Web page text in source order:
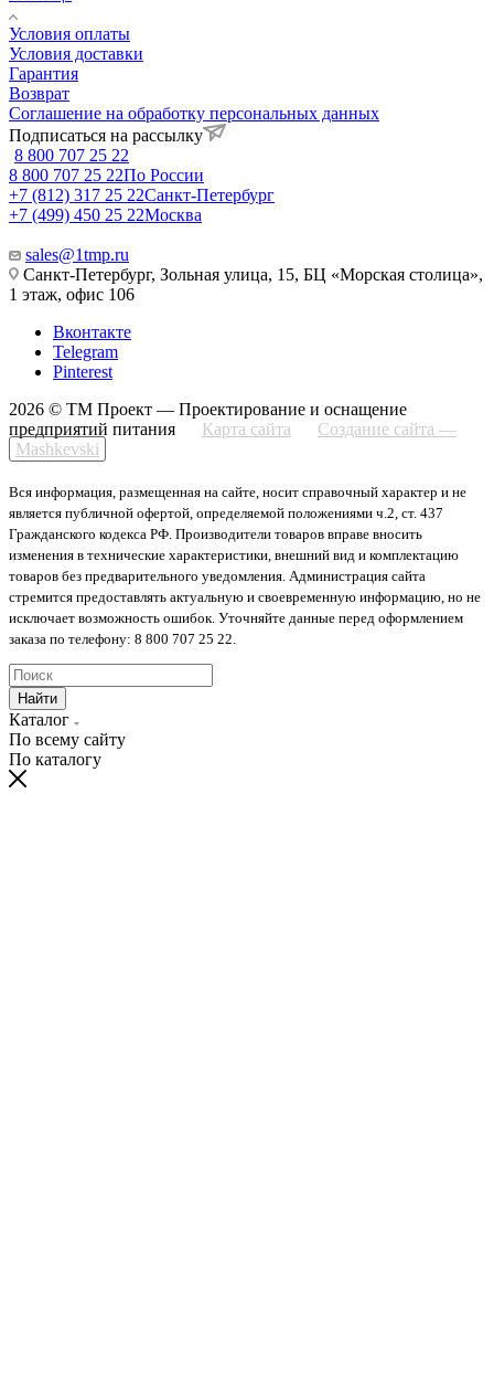
Условия оплаты
Условия доставки
Гарантия
Возврат
Соглашение на обработку персональных данных
Подписаться на рассылку
8 800 707 25 22
8 800 707 25 22По России
+7 (812) 317 25 22Санкт-Петербург
+7 (499) 450 25 22Москва
sales@1tmp.ru
Санкт-Петербург, Зольная улица, 15, БЦ «Морская столица»,
1 этаж, офис 106
Вконтакте
Telegram
Pinterest
2026 © ТМ Проект — Проектирование и оснащение
предприятий питания
Карта сайта
Создание сайта —
Mashkevski
Вся информация, размещенная на сайте, носит справочный характер и не
является публичной офертой, определяемой положениями ч.2, ст. 437
Гражданского кодекса РФ. Производители товаров вправе вносить
изменения в технические характеристики, внешний вид и комплектацию
товаров без предварительного уведомления. Администрация сайта
стремится предоставлять актуальную и своевременную информацию, но не
исключает возможность ошибок. Уточняйте данные перед оформлением
заказа по телефону: 8 800 707 25 22.
Найти
Каталог
По всему сайту
По каталогу